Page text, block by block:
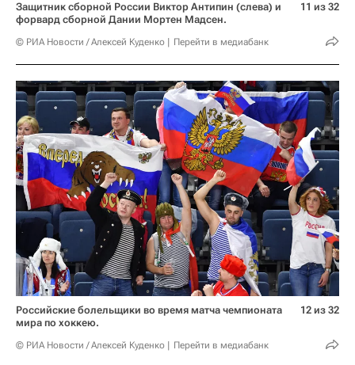
Защитник сборной России Виктор Антипин (слева) и
форвард сборной Дании Мортен Мадсен.
© РИА Новости / Алексей Куденко Перейти в медиабанк
11 из 32
Российские болельщики во время матча чемпионата
мира по хоккею.
© РИА Новости / Алексей Куденко Перейти в медиабанк
12 из 32